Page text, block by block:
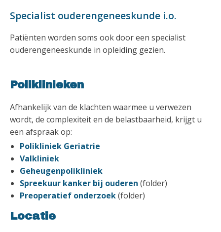
Specialist ouderengeneeskunde i.o.
Patiënten worden soms ook door een specialist
ouderengeneeskunde in opleiding gezien.
Poliklinieken
Afhankelijk van de klachten waarmee u verwezen
wordt, de complexiteit en de belastbaarheid, krijgt u
een afspraak op:
Polikliniek Geriatrie
Valkliniek
Geheugenpolikliniek
Spreekuur kanker bij ouderen (folder)
Preoperatief onderzoek(folder)
Locatie